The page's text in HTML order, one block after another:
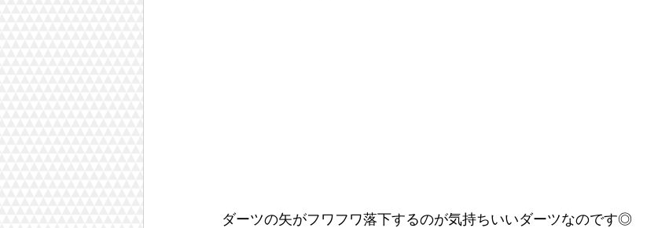
ダーツの矢がフワフワ落下するのが気持ちいいダーツなのです◎